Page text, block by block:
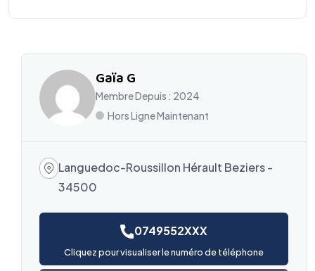
Gaïa G
Membre Depuis : 2024
Hors Ligne Maintenant
Languedoc-Roussillon Hérault Beziers -
34500
0749552XXX
Cliquez pour visualiser le numéro de téléphone